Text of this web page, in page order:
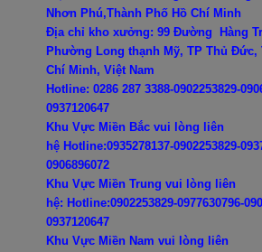
Nhơn Phú,Thành Phố Hồ Chí Minh
Địa chỉ kho xưởng: 99 Đường Hàng
Phường Long thạnh Mỹ, TP Thủ Đức,
Chí Minh, Việt Nam
Hotline: 0286 287 3388-0902253829-
0937120647
Khu Vực Miền Bắc vui lòng liên
hệ Hotline:0935278137-0902253829-
0906896072
Khu Vực Miền Trung vui lòng liên
hệ: Hotline:0902253829-0977630796-
0937120647
Khu Vực Miền Nam vui lòng liên